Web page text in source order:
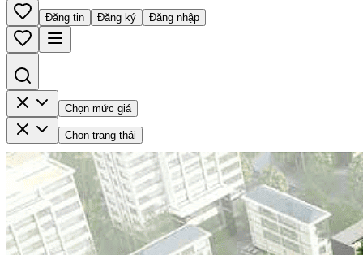
Đăng tin Đăng ký Đăng nhập
Chọn mức giá
Chọn trạng thái